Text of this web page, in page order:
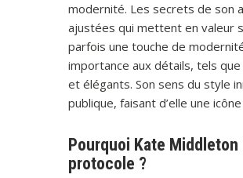
modernité. Les secrets de son
ajustées qui mettent en valeur
parfois une touche de
importance aux détails, tels
et élégants. Son sens du style
publique, faisant d’elle une
Pourquoi Kate
protocole ?